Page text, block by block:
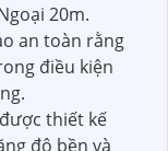
20m.
an toàn rằng
điều kiện
thiết kế
độ bền và